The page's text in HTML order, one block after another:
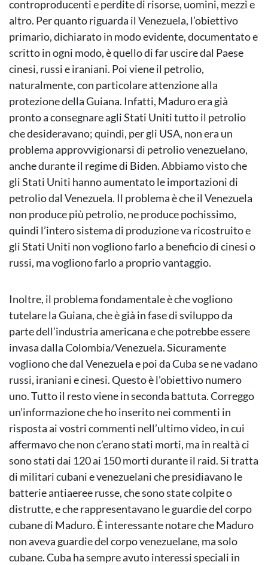
controproducenti e perdite di risorse, uomini, mezzi e
altro. Per quanto riguarda il Venezuela, l’obiettivo
primario, dichiarato in modo evidente, documentato e
scritto in ogni modo, è quello di far uscire dal Paese
cinesi, russi e iraniani. Poi viene il petrolio,
naturalmente, con particolare attenzione alla
protezione della Guiana. Infatti, Maduro era già
pronto a consegnare agli Stati Uniti tutto il petrolio
che desideravano; quindi, per gli USA, non era un
problema approvvigionarsi di petrolio venezuelano,
anche durante il regime di Biden. Abbiamo visto che
gli Stati Uniti hanno aumentato le importazioni di
petrolio dal Venezuela. Il problema è che il Venezuela
non produce più petrolio, ne produce pochissimo,
quindi l’intero sistema di produzione va ricostruito e
gli Stati Uniti non vogliono farlo a beneficio di cinesi o
russi, ma vogliono farlo a proprio vantaggio.
Inoltre, il problema fondamentale è che vogliono
tutelare la Guiana, che è già in fase di sviluppo da
parte dell’industria americana e che potrebbe essere
invasa dalla Colombia/Venezuela. Sicuramente
vogliono che dal Venezuela e poi da Cuba se ne vadano
russi, iraniani e cinesi. Questo è l’obiettivo numero
uno. Tutto il resto viene in seconda battuta. Correggo
un’informazione che ho inserito nei commenti in
risposta ai vostri commenti nell’ultimo video, in cui
affermavo che non c’erano stati morti, ma in realtà ci
sono stati dai 120 ai 150 morti durante il raid. Si tratta
di militari cubani e venezuelani che presidiavano le
batterie antiaeree russe, che sono state colpite o
distrutte, e che rappresentavano le guardie del corpo
cubane di Maduro. È interessante notare che Maduro
non aveva guardie del corpo venezuelane, ma solo
cubane. Cuba ha sempre avuto interessi speciali in